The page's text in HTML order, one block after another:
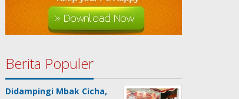
Berita Populer
Didampingi Mbak Cicha,